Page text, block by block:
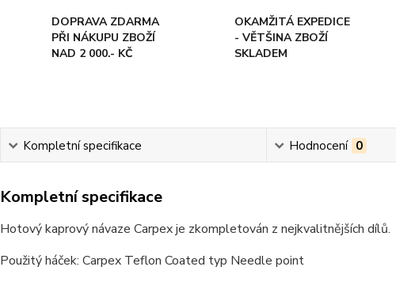
DOPRAVA ZDARMA
PŘI NÁKUPU ZBOŽÍ
NAD 2 000.- KČ
OKAMŽITÁ EXPEDICE
- VĚTŠINA ZBOŽÍ
SKLADEM
Kompletní specifikace Hodnocení 0
Kompletní specifikace
Hotový kaprový návaze Carpex je zkompletován z nejkvalitnějších dílů.
Použitý háček: Carpex Teflon Coated typ Needle point